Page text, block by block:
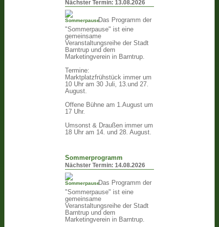
Nächster Termin: 13.08.2026
Das Programm der
"Sommerpause" ist eine
gemeinsame
Veranstaltungsreihe der Stadt
Barntrup und dem
Marketingverein in Barntrup.
Termine:
Marktplatzfrühstück immer um
10 Uhr am 30 Juli, 13.und 27.
August.
Offene Bühne am 1.August um
17 Uhr.
Umsonst & Draußen immer um
18 Uhr am 14. und 28. August.
Sommerprogramm
Nächster Termin: 14.08.2026
Das Programm der
"Sommerpause" ist eine
gemeinsame
Veranstaltungsreihe der Stadt
Barntrup und dem
Marketingverein in Barntrup.